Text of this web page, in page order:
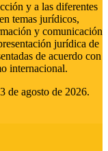
y a las diferentes
temas jurídicos,
y comunicación
jurídica de
de acuerdo con
internacional.
3 de agosto de 2026.